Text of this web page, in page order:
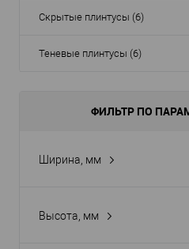
Скрытые плинтусы (6)
Теневые плинтусы (6)
ФИЛЬТР ПО
Ширина, мм
Высота, мм